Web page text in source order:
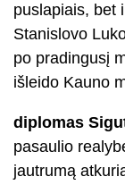
puslapiais, bet
Stanislovo
po pradingusį
išleido Kauno
diplomas
pasaulio
jautrumą